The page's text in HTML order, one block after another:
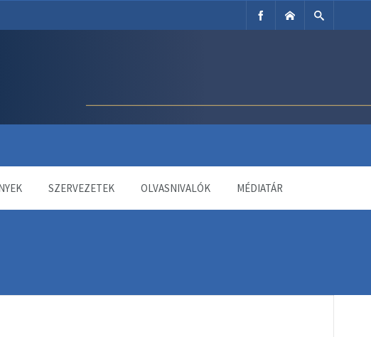
SZERVEZETEK OLVASNIVALÓK MÉDIATÁR